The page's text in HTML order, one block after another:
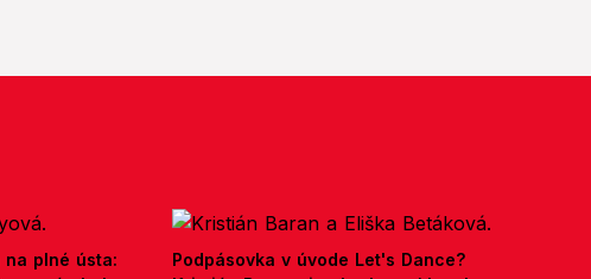
na plné ústa:
Podpásovka v úvode Let's Dance?